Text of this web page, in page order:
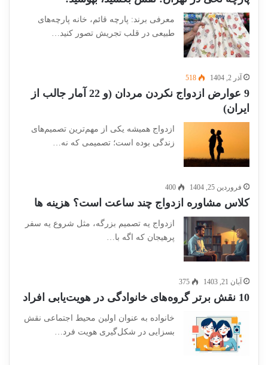
معرفی برند: پارچه قائم، خانه پارچه‌های
طبیعی در قلب تجریش تصور کنید…
آذر 2, 1404 518
9 عوارض ازدواج نکردن مردان (و 22 آمار جالب از
ایران)
ازدواج همیشه یکی از مهم‌ترین تصمیم‌های
زندگی بوده است؛ تصمیمی که نه…
فروردین 25, 1404 400
کلاس مشاوره ازدواج چند ساعت است؟ هزینه ها
ازدواج یه تصمیم بزرگه، مثل شروع یه سفر
پرهیجان که اگه با…
آبان 21, 1403 375
10 نقش برتر گروه‌های خانوادگی در هویت‌یابی افراد
خانواده به عنوان اولین محیط اجتماعی نقش
بسزایی در شکل‌گیری هویت فرد…